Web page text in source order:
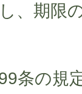
、期限
条の規